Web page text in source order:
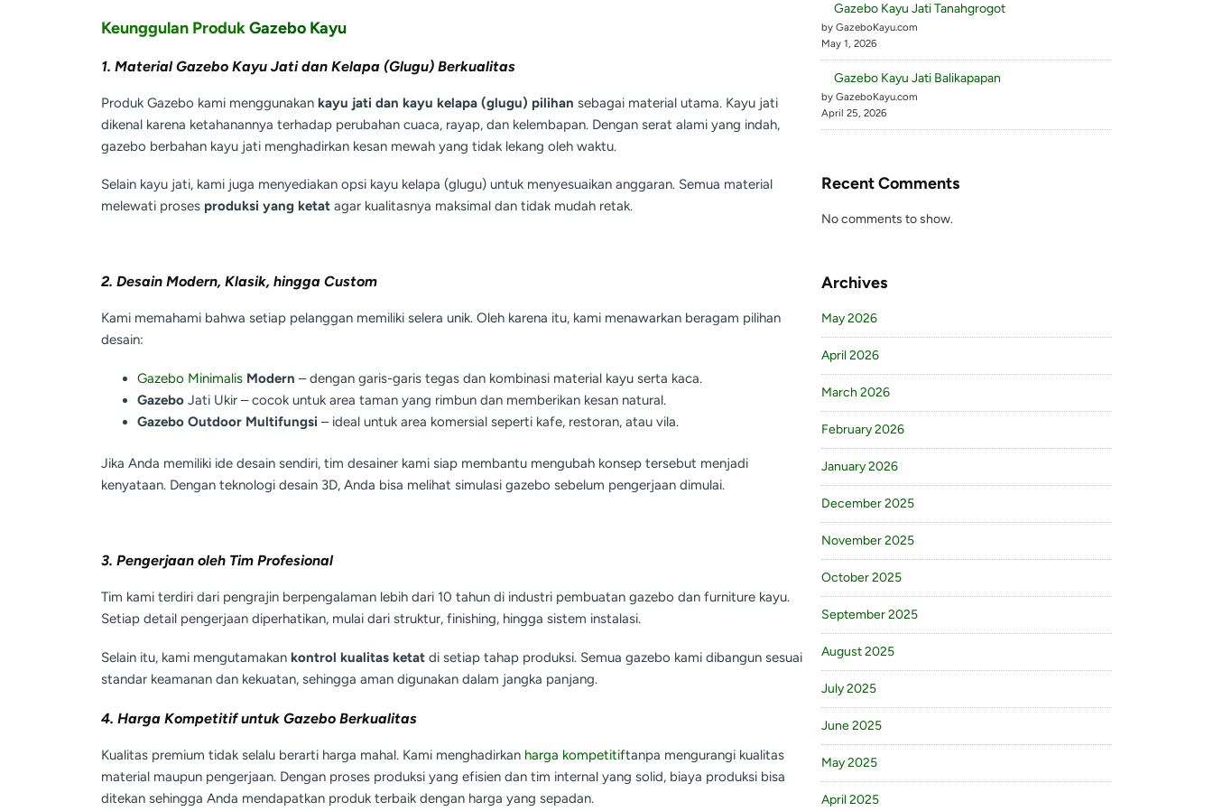
Keunggulan ProdukGazebo Kayu
1. Material Gazebo Kayu Jati dan Kelapa (Glugu) Berkualitas
Produk Gazebo kami menggunakan kayu jati dan kayu kelapa (glugu) pilihan sebagai material utama. Kayu jati
dikenal karena ketahanannya terhadap perubahan cuaca, rayap, dan kelembapan. Dengan serat alami yang indah,
gazebo berbahan kayu jati menghadirkan kesan mewah yang tidak lekang oleh waktu.
Selain kayu jati, kami juga menyediakan opsi kayu kelapa (glugu) untuk menyesuaikan anggaran. Semua material
melewati proses produksi yang ketat agar kualitasnya maksimal dan tidak mudah retak.
2. Desain Modern, Klasik, hingga Custom
Kami memahami bahwa setiap pelanggan memiliki selera unik. Oleh karena itu, kami menawarkan beragam pilihan
desain:
Gazebo Minimalis Modern – dengan garis-garis tegas dan kombinasi material kayu serta kaca.
Gazebo Jati Ukir – cocok untuk area taman yang rimbun dan memberikan kesan natural.
Gazebo Outdoor Multifungsi – ideal untuk area komersial seperti kafe, restoran, atau vila.
Jika Anda memiliki ide desain sendiri, tim desainer kami siap membantu mengubah konsep tersebut menjadi
kenyataan. Dengan teknologi desain 3D, Anda bisa melihat simulasi gazebo sebelum pengerjaan dimulai.
3. Pengerjaan oleh Tim Profesional
Tim kami terdiri dari pengrajin berpengalaman lebih dari 10 tahun di industri pembuatan gazebo dan furniture kayu.
Setiap detail pengerjaan diperhatikan, mulai dari struktur, finishing, hingga sistem instalasi.
Selain itu, kami mengutamakan kontrol kualitas ketat di setiap tahap produksi. Semua gazebo kami dibangun sesuai
standar keamanan dan kekuatan, sehingga aman digunakan dalam jangka panjang.
4. Harga Kompetitif untuk Gazebo Berkualitas
Kualitas premium tidak selalu berarti harga mahal. Kami menghadirkan harga kompetitiftanpa mengurangi kualitas
material maupun pengerjaan. Dengan proses produksi yang efisien dan tim internal yang solid, biaya produksi bisa
ditekan sehingga Anda mendapatkan produk terbaik dengan harga yang sepadan.
Gazebo Kayu Jati Tanahgrogot
by GazeboKayu.com
May 1, 2026
Gazebo Kayu Jati Balikapapan
by GazeboKayu.com
April 25, 2026
Recent Comments
No comments to show.
Archives
May 2026
April 2026
March 2026
February 2026
January 2026
December 2025
November 2025
October 2025
September 2025
August 2025
July 2025
June 2025
May 2025
April 2025